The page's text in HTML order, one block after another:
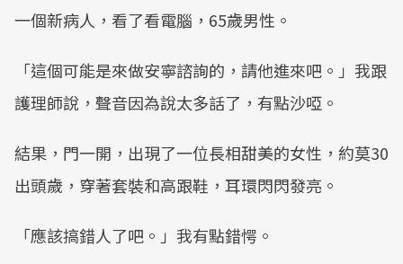
一個新病人，看了看電腦，65歲男性。
「這個可能是來做安寧諮詢的，請他進來吧。」我跟
護理師說，聲音因為說太多話了，有點沙啞。
結果，門一開，出現了一位長相甜美的女性，約莫30
出頭歲，穿著套裝和高跟鞋，耳環閃閃發亮。
「應該搞錯人了吧。」我有點錯愕。